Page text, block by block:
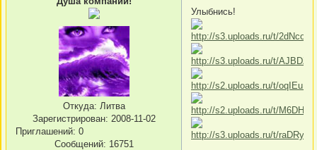
Откуда: Литва
Зарегистрирован: 2008-11-02
Приглашений: 0
Сообщений: 16751
Улыбнись!